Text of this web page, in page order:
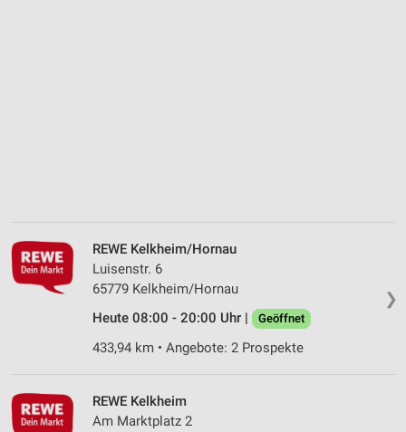
❯
REWE Kelkheim/Hornau
Luisenstr. 6
65779 Kelkheim/Hornau
Heute 08:00 - 20:00 Uhr |
Geöffnet
433,94 km • Angebote: 2 Prospekte
REWE Kelkheim
Am Marktplatz 2